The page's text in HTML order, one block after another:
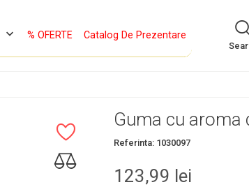
keyboard_arrow_down % OFERTE Catalog De Prezentare
Guma cu aroma
Referinta: 1030097
123,99 lei